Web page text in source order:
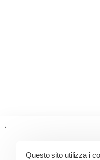
.
Questo sito utilizza i